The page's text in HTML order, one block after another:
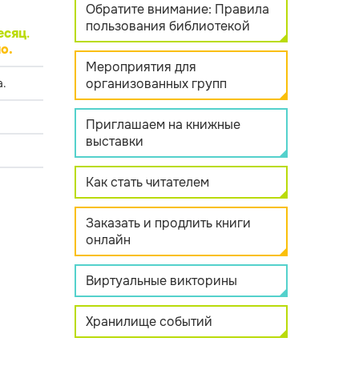
.
Обратите внимание: Правила
пользования библиотекой
Мероприятия для
организованных групп
Приглашаем на книжные
выставки
Как стать читателем
Заказать и продлить книги
онлайн
Виртуальные викторины
Хранилище событий